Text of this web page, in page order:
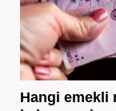
Hangi emekli